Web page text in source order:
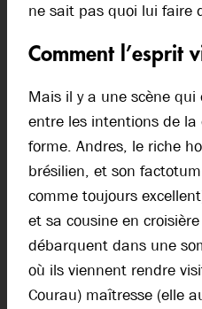
ne sait pas quoi lui faire
Comment l’esprit
Mais il y a une scène
entre les intentions de
forme. Andres, le riche
brésilien, et son
comme toujours
et sa cousine en
débarquent dans une
où ils viennent rendre
Courau) maîtresse (elle